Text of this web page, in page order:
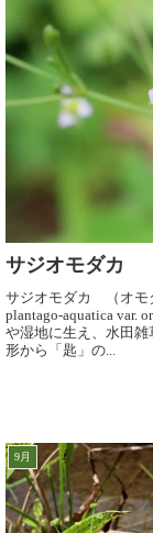
サジオモダカ
サジオモダカ （オモ
plantago-aquatica var.
や湿地に生え、水田
形から「匙」の...
9月